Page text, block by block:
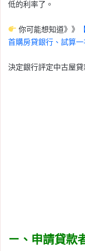
低的利率了。
你可能想知道》》
首購房貸銀行、試算
決定銀行評定中古屋
ㄧ、申請貸款